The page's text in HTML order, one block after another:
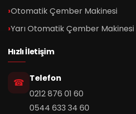
Otomatik Çember Makinesi
Yarı Otomatik Çember Makinesi
Hızlı İletişim
Telefon
0212 876 01 60
0544 633 34 60